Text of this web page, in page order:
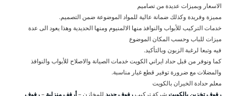
الاسعار وبميزات عديدة من تصاميم
مميزة وفريدة وكذلك ضمانة عالية للمواد الموضوعة ضمن التصميم.
خدمات التركيب للأبواب والنوافذ منها الالمنيوم ومنها الحديدية وهذا يعود الى عدة
ميزات للباب وحسب المكان الموضوع
فيه وتبعا لرغبة الزبون وبالتأكيد.
كما ونوفر من قبل حداد ايراني الكويت خدمات الصيانة والاصلاح للأبواب والنوافذ
والمضلات مع ضرورة توفير قطع غيار مناسبة.
معلم حدادة الخيران بالكويت